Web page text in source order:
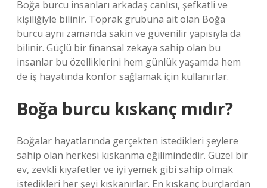
Boğa burcu insanları arkadaş canlısı, şefkatli ve
kişiliğiyle bilinir. Toprak grubuna ait olan Boğa
burcu aynı zamanda sakin ve güvenilir yapısıyla da
bilinir. Güçlü bir finansal zekaya sahip olan bu
insanlar bu özelliklerini hem günlük yaşamda hem
de iş hayatında konfor sağlamak için kullanırlar.
Boğa burcu kıskanç mıdır?
Boğalar hayatlarında gerçekten istedikleri şeylere
sahip olan herkesi kıskanma eğilimindedir. Güzel bir
ev, zevkli kıyafetler ve iyi yemek gibi sahip olmak
istedikleri her şeyi kıskanırlar. En kıskanç burçlardan